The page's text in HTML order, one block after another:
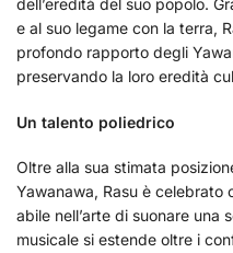
dell’eredità del suo popolo.
e al suo legame con la terra,
profondo rapporto degli
preservando la loro eredità
Un talento poliedrico
Oltre alla sua stimata
Yawanawa, Rasu è celebrato
abile nell’arte di suonare una
musicale si estende oltre i